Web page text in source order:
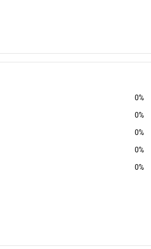
0%
0%
0%
0%
0%